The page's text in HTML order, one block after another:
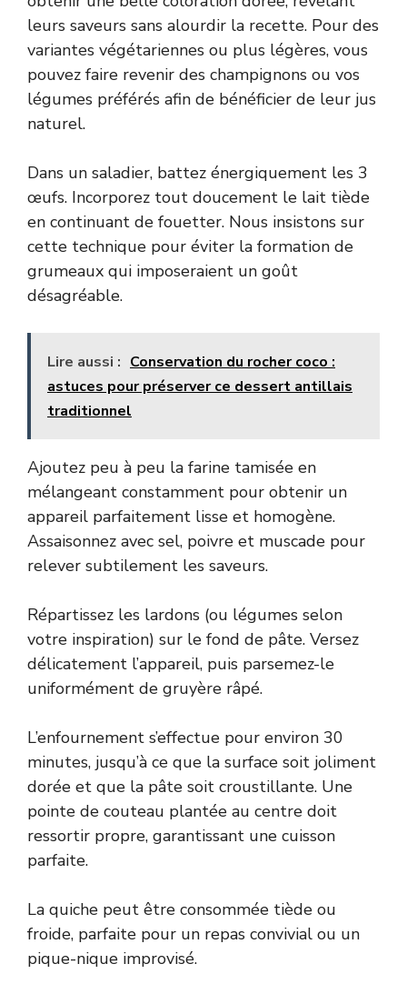
leurs saveurs sans alourdir la recette. Pour des
variantes végétariennes ou plus légères, vous
pouvez faire revenir des champignons ou vos
légumes préférés afin de bénéficier de leur jus
naturel.
Dans un saladier, battez énergiquement les 3
œufs. Incorporez tout doucement le lait tiède
en continuant de fouetter. Nous insistons sur
cette technique pour éviter la formation de
grumeaux qui imposeraient un goût
désagréable.
Lire aussi : Conservation du rocher coco :
astuces pour préserver ce dessert antillais
traditionnel
Ajoutez peu à peu la farine tamisée en
mélangeant constamment pour obtenir un
appareil parfaitement lisse et homogène.
Assaisonnez avec sel, poivre et muscade pour
relever subtilement les saveurs.
Répartissez les lardons (ou légumes selon
votre inspiration) sur le fond de pâte. Versez
délicatement l’appareil, puis parsemez-le
uniformément de gruyère râpé.
L’enfournement s’effectue pour environ 30
minutes, jusqu’à ce que la surface soit joliment
dorée et que la pâte soit croustillante. Une
pointe de couteau plantée au centre doit
ressortir propre, garantissant une cuisson
parfaite.
La quiche peut être consommée tiède ou
froide, parfaite pour un repas convivial ou un
pique-nique improvisé.